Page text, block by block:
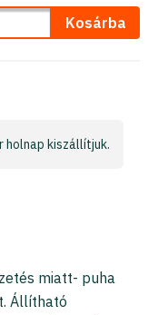
Kosárba
holnap kiszállítjuk.
miatt- puha
Állítható